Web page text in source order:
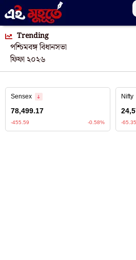
Trending
পশ্চিমবঙ্গ বিধানসভা
ফিফা ২০২৬